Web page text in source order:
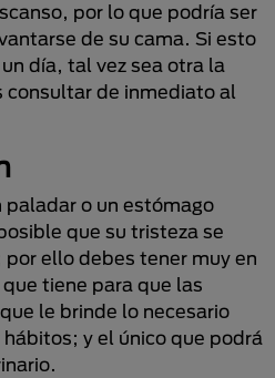
por lo que podría ser
de su cama. Si esto
día, tal vez sea otra la
consultar de inmediato al
paladar o un estómago
que su tristeza se
ello debes tener muy en
tiene para que las
le brinde lo necesario
y el único que podrá